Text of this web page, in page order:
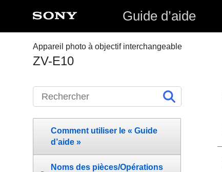
Guide d’aide
Appareil photo à objectif interchangeable
ZV-E10
Comment utiliser le « Guide
d’aide »
Noms des pièces/Opérations